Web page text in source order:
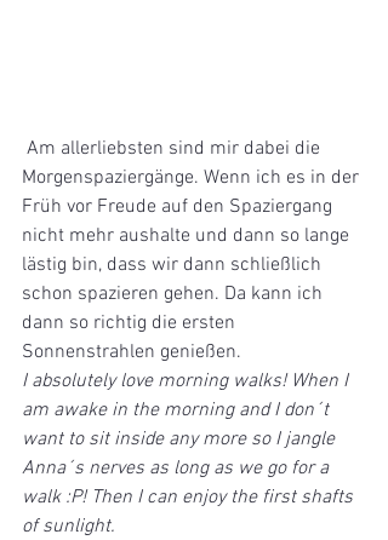
Morgenspaziergänge. Wenn ich es in der
Früh vor Freude auf den Spaziergang
nicht mehr aushalte und dann so lange
lästig bin, dass wir dann schließlich
schon spazieren gehen. Da kann ich
dann so richtig die ersten
Sonnenstrahlen genießen.
I absolutely love morning walks! When I
am awake in the morning and I don´t
want to sit inside any more so I jangle
Anna´s nerves as long as we go for a
walk :P! Then I can enjoy the first shafts
of sunlight.